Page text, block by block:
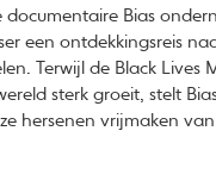
documentaire Bias
een ontdekkingsreis
Terwijl de Black Lives
sterk groeit, stelt
hersenen vrijmaken van